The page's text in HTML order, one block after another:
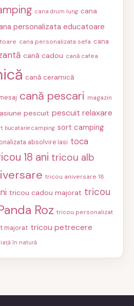
cana drum lung cana
personalizata educatoare
cana personalizata sefa cana
cană cadou cană cafea
cană ceramică
cană pescari magazin
pescuit pescuit relaxare
bucatarie camping sort camping
absolvire Iasi toca
18 ani tricou alb
tricou aniversare 18
tricou cadou majorat tricou
Roz tricou personalizat
majorat tricou petrecere
în natură